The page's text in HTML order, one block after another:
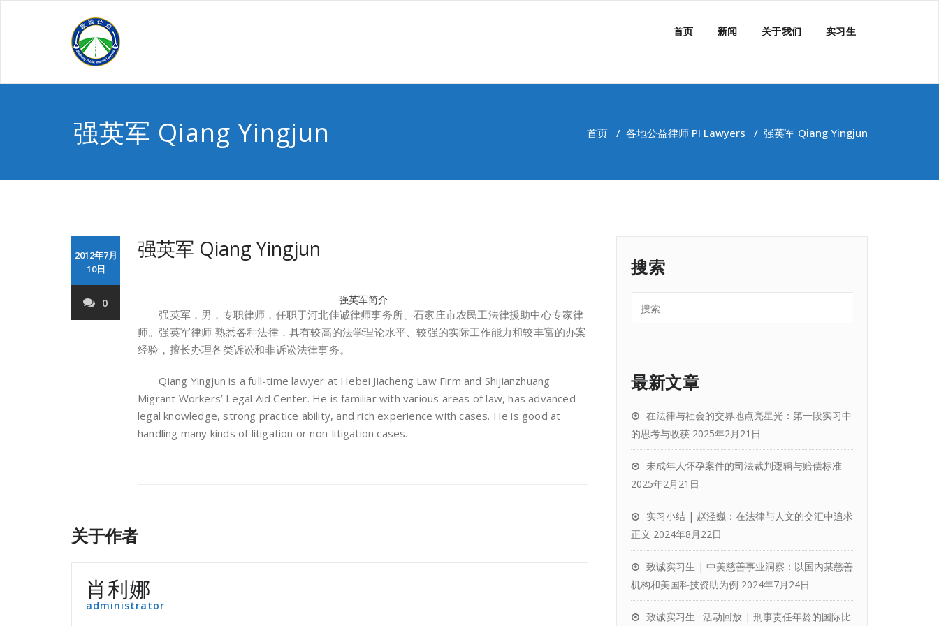
首页 新闻 关于我们 实习生
强英军 Qiang Yingjun 首页 / 各地公益律师 PI Lawyers / 强英军 Qiang Yingjun
2012年7月
10日
0
强英军 Qiang Yingjun
强英军简介
强英军，男，专职律师，任职于河北佳诚律师事务所、石家庄市农民工法律援助中心专家律
师。强英军律师 熟悉各种法律，具有较高的法学理论水平、较强的实际工作能力和较丰富的办案
经验，擅长办理各类诉讼和非诉讼法律事务。
Qiang Yingjun is a full-time lawyer at Hebei Jiacheng Law Firm and Shijianzhuang
Migrant Workers’ Legal Aid Center. He is familiar with various areas of law, has advanced
legal knowledge, strong practice ability, and rich experience with cases. He is good at
handling many kinds of litigation or non-litigation cases.
关于作者
肖利娜
administrator
搜索
最新文章
在法律与社会的交界地点亮星光：第一段实习中
的思考与收获 2025年2月21日
未成年人怀孕案件的司法裁判逻辑与赔偿标准
2025年2月21日
实习小结 | 赵泾巍：在法律与人文的交汇中追求
正义 2024年8月22日
致诚实习生 | 中美慈善事业洞察：以国内某慈善
机构和美国科技资助为例 2024年7月24日
致诚实习生 · 活动回放 | 刑事责任年龄的国际比